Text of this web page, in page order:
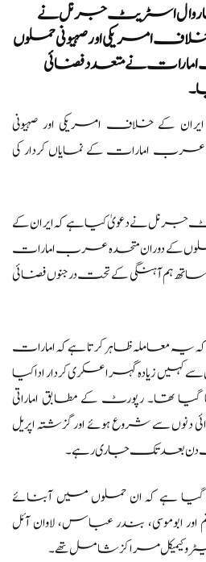
وال اسٹریٹ جرنل نے
امریکی اور صہیونی حملوں
نے متعدد فضائی
کے خلاف امریکی اور صہیونی
امارات کے نمایاں کردار کی
جرنل نے دعویٰ کیا ہے کہ ایران کے
کے دوران متحدہ عرب امارات
ہم آہنگی کے تحت درجنوں فضائی
معاملہ ظاہر کرتا ہے کہ امارات
زیادہ گہرا عسکری کردار ادا کیا
تھا۔ رپورٹ کے مطابق اماراتی
سے شروع ہوئے اور گزشتہ اپریل
بعد تک جاری رہے۔
ہے کہ ان حملوں میں آبنائے
ابوموسی، بندر عباس، لاوان آئل
مراکز شامل تھے۔